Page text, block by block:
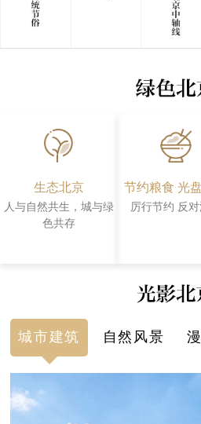
生态北京
人与自然共生，城与绿
色共存
节约粮食 光
厉行节约 反
城市建筑 自然风景